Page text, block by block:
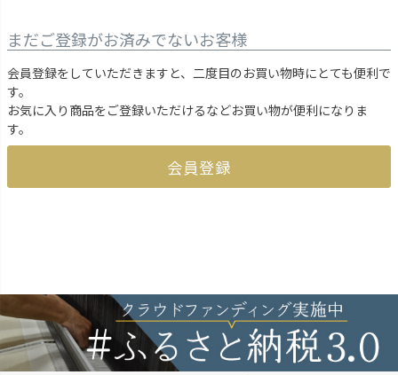
まだご登録がお済みでないお客様
会員登録をしていただきますと、二度目のお買い物時にとても便利で
す。
お気に入り商品をご登録いただけるなどお買い物が便利になりま
す。
会員登録